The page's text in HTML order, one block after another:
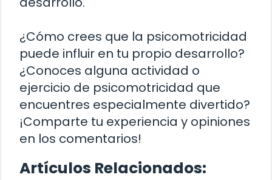
¿Cómo crees que la psicomotricidad
puede influir en tu propio desarrollo?
¿Conoces alguna actividad o
ejercicio de psicomotricidad que
encuentres especialmente divertido?
¡Comparte tu experiencia y opiniones
en los comentarios!
Artículos Relacionados: